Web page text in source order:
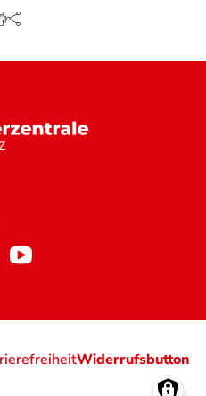
Widerrufsbutton